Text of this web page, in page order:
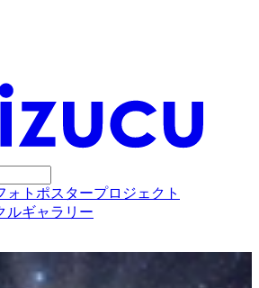
ォトポスタープロジェクト
ルギャラリー